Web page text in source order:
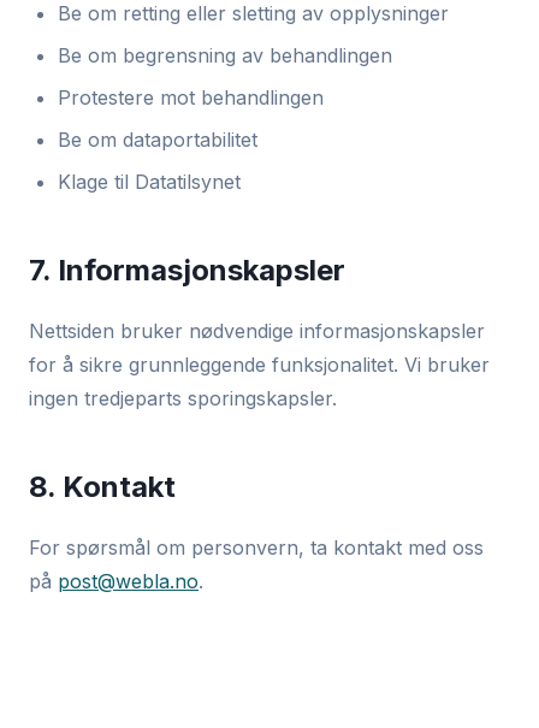
Be om retting eller sletting av opplysninger
Be om begrensning av behandlingen
Protestere mot behandlingen
Be om dataportabilitet
Klage til Datatilsynet
7. Informasjonskapsler
Nettsiden bruker nødvendige informasjonskapsler
for å sikre grunnleggende funksjonalitet. Vi bruker
ingen tredjeparts sporingskapsler.
8. Kontakt
For spørsmål om personvern, ta kontakt med oss
på post@webla.no.